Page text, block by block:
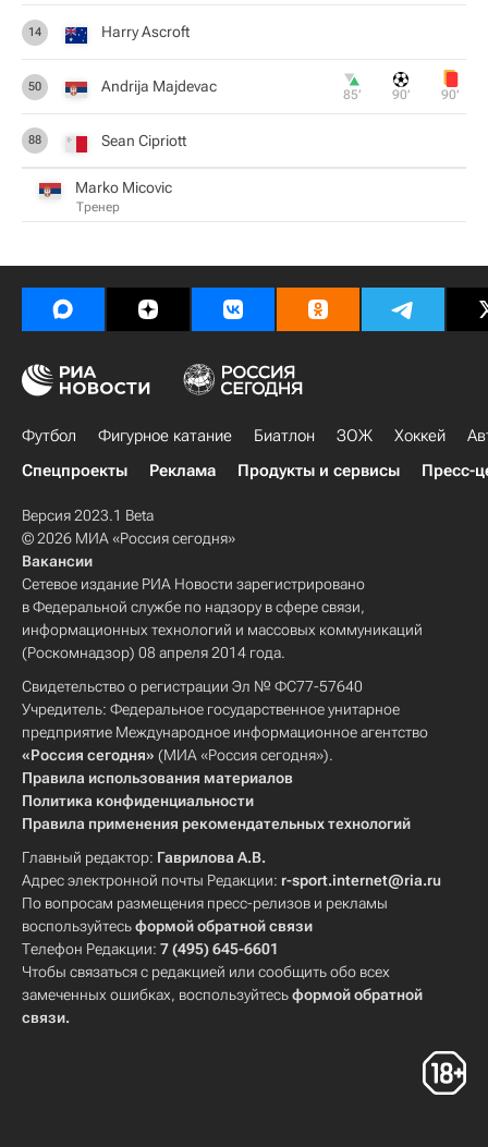
14 Harry Ascroft
50 Andrija Majdevac 85‎’‎ 90‎’‎ 90‎’‎
88 Sean Cipriott
Marko Micovic
Тренер
Футбол Фигурное катание Биатлон ЗОЖ Хоккей
Спецпроекты
Реклама Продукты и сервисы Пресс-
Версия 2023.1 Beta
© 2026 МИА «Россия сегодня»
Вакансии
Сетевое издание РИА Новости зарегистрировано
в Федеральной службе по надзору в сфере связи,
информационных технологий и массовых коммуникаций
(Роскомнадзор) 08 апреля 2014 года.
Свидетельство о регистрации Эл № ФС77-57640
Учредитель: Федеральное государственное унитарное
предприятие Международное информационное агентство
«Россия сегодня» (МИА «Россия сегодня»).
Правила использования материалов
Политика конфиденциальности
Правила применения рекомендательных технологий
Главный редактор: Гаврилова А.В.
Адрес электронной почты Редакции: r-sport.internet@ria.ru
По вопросам размещения пресс-релизов и рекламы
воспользуйтесьформой обратной связи
Телефон Редакции: 7 (495) 645-6601
Чтобы связаться с редакцией или сообщить обо всех
замеченных ошибках, воспользуйтесьформой обратной
связи.